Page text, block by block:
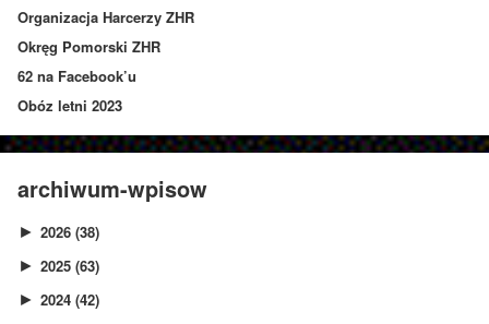
Organizacja Harcerzy ZHR
Okręg Pomorski ZHR
62 na Facebook’u
Obóz letni 2023
archiwum-wpisow
► 2026 (38)
► 2025 (63)
► 2024 (42)